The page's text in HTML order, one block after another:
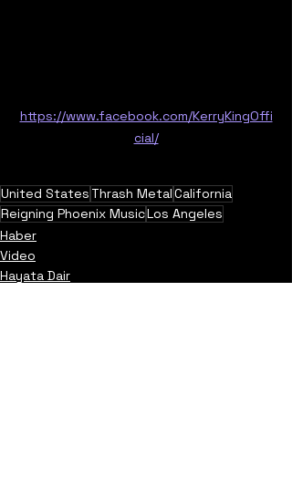
https://www.facebook.com/KerryKingOffi
cial/
United States Thrash MetalCalifornia
Reigning Phoenix MusicLos Angeles
Haber
Video
Hayata Dair